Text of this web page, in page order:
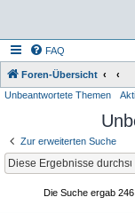
FAQ
Foren-Übersicht
Unbeantwortete Themen
Zur erweiterten Suche
Die Suche ergab